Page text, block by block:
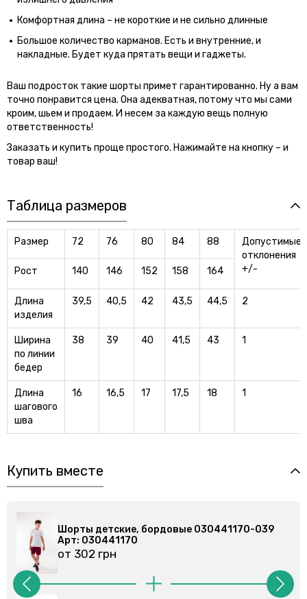
Комфортная длина – не короткие и не сильно длинные
Большое количество карманов. Есть и внутренние, и
накладные. Будет куда прятать вещи и гаджеты.
Ваш подросток такие шорты примет гарантированно. Ну а вам
точно понравится цена. Она адекватная, потому что мы сами
кроим, шьем и продаем. И несем за каждую вещь полную
ответственность!
Заказать и купить проще простого. Нажимайте на кнопку – и
товар ваш!
Таблица размеров
Размер 72 76 80 84 88
Допустимые
отклонения
+/-
Рост 140 146 152 158 164
Длина
изделия
39,5 40,5 42 43,5 44,5 2
Ширина
по линии
бедер
38 39 40 41,5 43 1
Длина
шагового
шва
16 16,5 17 17,5 18 1
Купить вместе
Шорты детские, бордовые 030441170-039
Арт: 030441170
от 302 грн